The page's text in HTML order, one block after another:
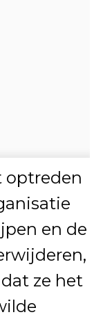
optreden
en de
ze het